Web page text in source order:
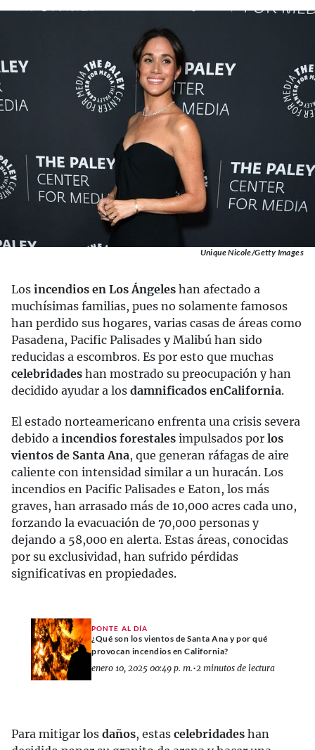
Unique Nicole/Getty Images
Los incendios en Los Ángeles han afectado a
muchísimas familias, pues no solamente famosos
han perdido sus hogares, varias casas de áreas como
Pasadena, Pacific Palisades y Malibú han sido
reducidas a escombros. Es por esto que muchas
celebridades han mostrado su preocupación y han
decidido ayudar a los damnificados enCalifornia.
El estado norteamericano enfrenta una crisis severa
debido a incendios forestales impulsados por los
vientos de Santa Ana, que generan ráfagas de aire
caliente con intensidad similar a un huracán. Los
incendios en Pacific Palisades e Eaton, los más
graves, han arrasado más de 10,000 acres cada uno,
forzando la evacuación de 70,000 personas y
dejando a 58,000 en alerta. Estas áreas, conocidas
por su exclusividad, han sufrido pérdidas
significativas en propiedades.
PONTE AL DÍA
¿Qué son los vientos de Santa Ana y por qué
provocan incendios en California?
enero 10, 2025 00:49 p. m.•2 minutos de lectura
Para mitigar los daños, estas celebridades han